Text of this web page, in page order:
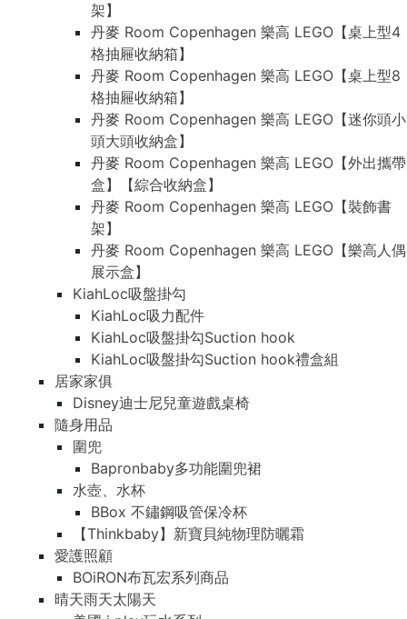
架】
丹麥 Room Copenhagen 樂高 LEGO【桌上型4
格抽屜收納箱】
丹麥 Room Copenhagen 樂高 LEGO【桌上型8
格抽屜收納箱】
丹麥 Room Copenhagen 樂高 LEGO【迷你頭小
頭大頭收納盒】
丹麥 Room Copenhagen 樂高 LEGO【外出攜帶
盒】【綜合收納盒】
丹麥 Room Copenhagen 樂高 LEGO【裝飾書
架】
丹麥 Room Copenhagen 樂高 LEGO【樂高人偶
展示盒】
KiahLoc吸盤掛勾
KiahLoc吸力配件
KiahLoc吸盤掛勾Suction hook
KiahLoc吸盤掛勾Suction hook禮盒組
居家家俱
Disney迪士尼兒童遊戲桌椅
隨身用品
圍兜
Bapronbaby多功能圍兜裙
水壺、水杯
BBox 不鏽鋼吸管保冷杯
【Thinkbaby】新寶貝純物理防曬霜
愛護照顧
BOiRON布瓦宏系列商品
晴天雨天太陽天